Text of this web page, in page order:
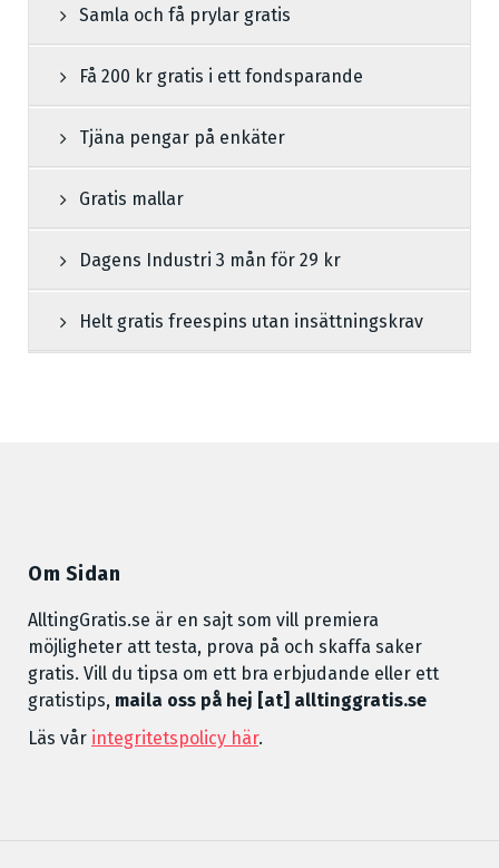
Samla och få prylar gratis
Få 200 kr gratis i ett fondsparande
Tjäna pengar på enkäter
Gratis mallar
Dagens Industri 3 mån för 29 kr
Helt gratis freespins utan insättningskrav
Om Sidan
AlltingGratis.se är en sajt som vill premiera
möjligheter att testa, prova på och skaffa saker
gratis. Vill du tipsa om ett bra erbjudande eller ett
gratistips, maila oss på hej [at] alltinggratis.se
Läs vår integritetspolicy här.